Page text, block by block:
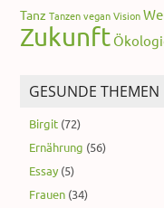
Tanz Tanzen vegan Vision
Zukunft
GESUNDE THEMEN
Birgit (72)
Ernährung (56)
Essay (5)
Frauen (34)